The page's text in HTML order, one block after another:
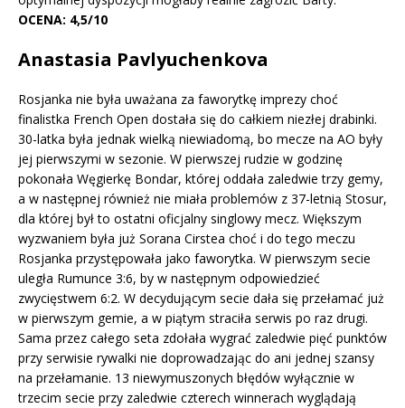
OCENA: 4,5/10
Anastasia Pavlyuchenkova
Rosjanka nie była uważana za faworytkę imprezy choć
finalistka French Open dostała się do całkiem niezłej drabinki.
30-latka była jednak wielką niewiadomą, bo mecze na AO były
jej pierwszymi w sezonie. W pierwszej rudzie w godzinę
pokonała Węgierkę Bondar, której oddała zaledwie trzy gemy,
a w następnej również nie miała problemów z 37-letnią Stosur,
dla której był to ostatni oficjalny singlowy mecz. Większym
wyzwaniem była już Sorana Cirstea choć i do tego meczu
Rosjanka przystępowała jako faworytka. W pierwszym secie
uległa Rumunce 3:6, by w następnym odpowiedzieć
zwycięstwem 6:2. W decydującym secie dała się przełamać już
w pierwszym gemie, a w piątym straciła serwis po raz drugi.
Sama przez całego seta zdołała wygrać zaledwie pięć punktów
przy serwisie rywalki nie doprowadzając do ani jednej szansy
na przełamanie. 13 niewymuszonych błędów wyłącznie w
trzecim secie przy zaledwie czterech winnerach wyglądają